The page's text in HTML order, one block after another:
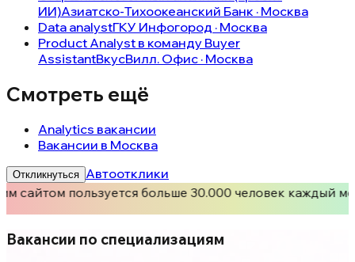
ИИ)Азиатско-Тихоокеанский Банк · Москва
Data analystГКУ Инфогород · Москва
Product Analyst в команду Buyer
AssistantВкусВилл. Офис · Москва
Смотреть ещё
Analytics вакансии
Вакансии в Москва
Откликнуться Автоотклики
сайтом пользуется больше 30.000 человек каждый
Вакансии по специализациям